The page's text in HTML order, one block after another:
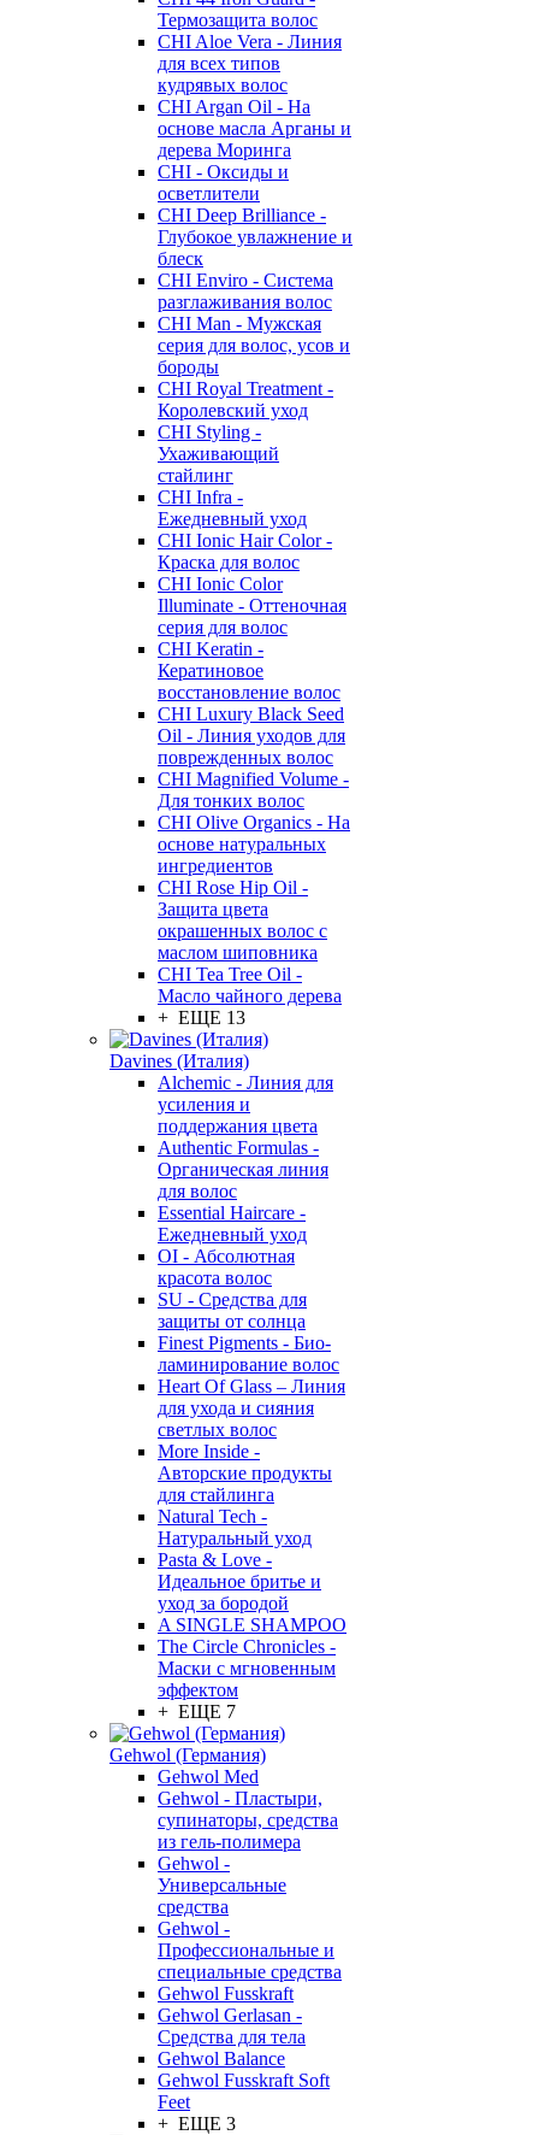
Термозащита волос
CHI Aloe Vera - Линия
для всех типов
кудрявых волос
CHI Argan Oil - На
основе масла Арганы и
дерева Моринга
CHI - Оксиды и
осветлители
CHI Deep Brilliance -
Глубокое увлажнение и
блеск
CHI Enviro - Система
разглаживания волос
CHI Man - Мужская
серия для волос, усов и
бороды
CHI Royal Treatment -
Королевский уход
CHI Styling -
Ухаживающий
стайлинг
CHI Infra -
Ежедневный уход
CHI Ionic Hair Color -
Краска для волос
CHI Ionic Color
Illuminate - Оттеночная
серия для волос
CHI Keratin -
Кератиновое
восстановление волос
CHI Luxury Black Seed
Oil - Линия уходов для
поврежденных волос
CHI Magnified Volume -
Для тонких волос
CHI Olive Organics - На
основе натуральных
ингредиентов
CHI Rose Hip Oil -
Защита цвета
окрашенных волос с
маслом шиповника
CHI Tea Tree Oil -
Масло чайного дерева
+ ЕЩЕ 13
Davines (Италия)
Alchemic - Линия для
усиления и
поддержания цвета
Authentic Formulas -
Органическая линия
для волос
Essential Haircare -
Eжедневный уход
OI - Абсолютная
красота волос
SU - Средства для
защиты от солнца
Finest Pigments - Био-
ламинирование волос
Heart Of Glass – Линия
для ухода и сияния
светлых волос
More Inside -
Авторские продукты
для стайлинга
Natural Tech -
Натуральный уход
Pasta & Love -
Идеальное бритье и
уход за бородой
A SINGLE SHAMPOO
The Circle Chronicles -
Маски с мгновенным
эффектом
+ ЕЩЕ 7
Gehwol (Германия)
Gehwol Med
Gehwol - Пластыри,
супинаторы, средства
из гель-полимера
Gehwol -
Универсальные
средства
Gehwol -
Профессиональные и
специальные средства
Gehwol Fusskraft
Gehwol Gerlasan -
Средства для тела
Gehwol Balance
Gehwol Fusskraft Soft
Feet
+ ЕЩЕ 3